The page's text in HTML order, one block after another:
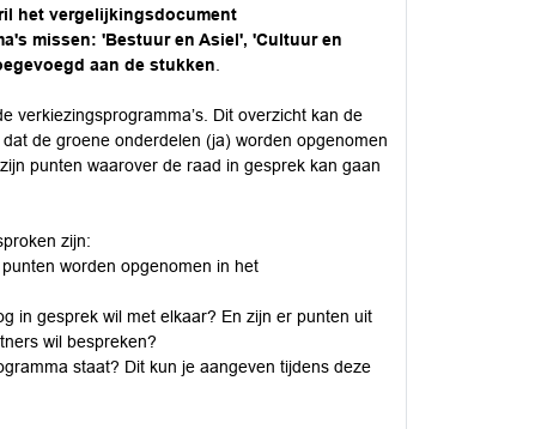
het vergelijkingsdocument
missen: 'Bestuur en Asiel', 'Cultuur en
aan de stukken
verkiezingsprogramma’s. Dit overzicht kan de
de groene onderdelen (ja) worden opgenomen
punten waarover de raad in gesprek kan gaan
zijn:
worden opgenomen in het
in gesprek wil met elkaar? En zijn er punten uit
wil bespreken?
staat? Dit kun je aangeven tijdens deze